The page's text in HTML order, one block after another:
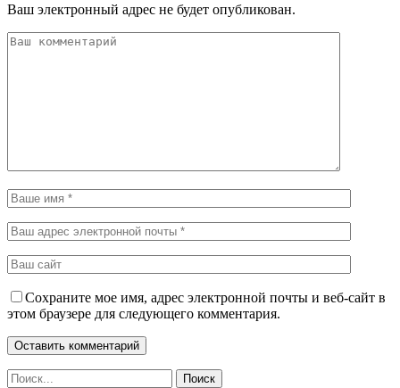
Ваш электронный адрес не будет опубликован.
Сохраните мое имя, адрес электронной почты и веб-сайт в
этом браузере для следующего комментария.